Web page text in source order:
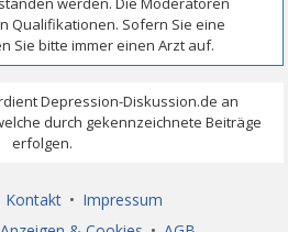
Kontakt • Impressum